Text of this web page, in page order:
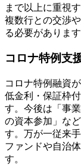
まで以上に重視
複数行との交渉
る必要があります
コロナ特例支
コロナ特例融資
低金利・保証枠
す。今後は「事
の資本参加」な
す。万が一従来
ファンドや自治
す。